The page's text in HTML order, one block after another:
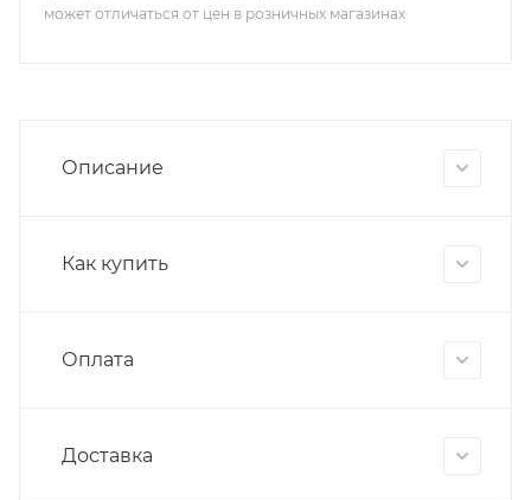
может отличаться от цен в розничных магазинах
Описание
Как купить
Оплата
Доставка